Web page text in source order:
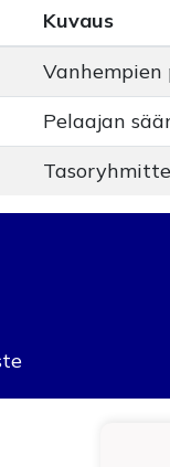
Kuvaus
Vanhempien
Pelaajan